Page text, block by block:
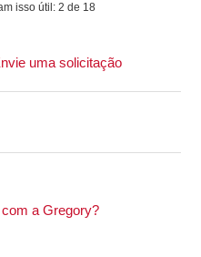
isso útil: 2 de 18
uma solicitação
a Gregory?